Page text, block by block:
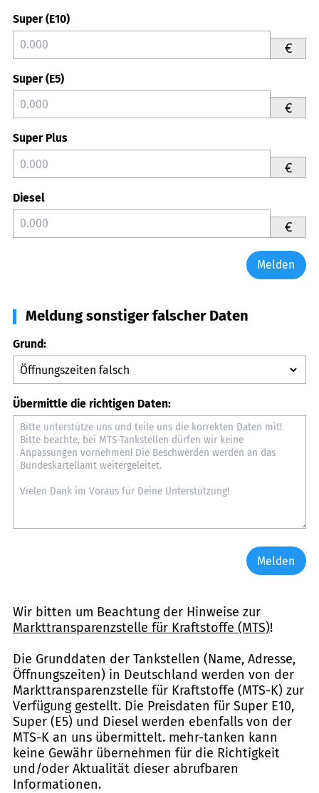
Super (E10)
€
Super (E5)
€
Super Plus
€
Diesel
€
Melden
Meldung sonstiger falscher Daten
Grund:
Übermittle die richtigen Daten:
Melden
Wir bitten um Beachtung der Hinweise zur
Markttransparenzstelle für Kraftstoffe (MTS)!
Die Grunddaten der Tankstellen (Name, Adresse,
Öffnungszeiten) in Deutschland werden von der
Markttransparenzstelle für Kraftstoffe (MTS-K) zur
Verfügung gestellt. Die Preisdaten für Super E10,
Super (E5) und Diesel werden ebenfalls von der
MTS-K an uns übermittelt. mehr-tanken kann
keine Gewähr übernehmen für die Richtigkeit
und/oder Aktualität dieser abrufbaren
Informationen.